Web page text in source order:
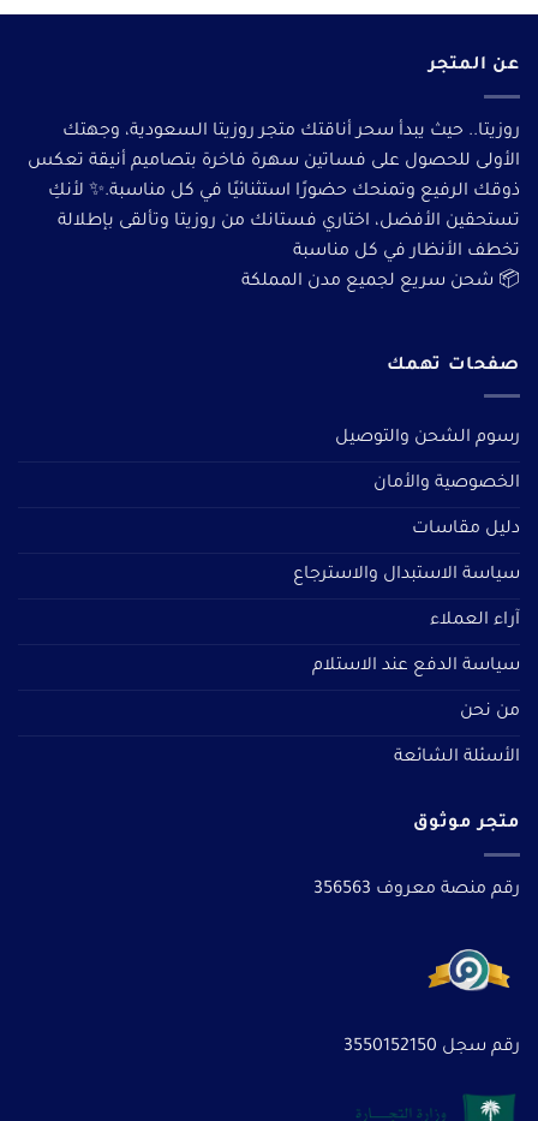
عن المتجر
روزيتا.. حيث يبدأ سحر أناقتك متجر روزيتا السعودية، وجهتك
الأولى للحصول على فساتين سهرة فاخرة بتصاميم أنيقة تعكس
ذوقك الرفيع وتمنحك حضورًا استثنائيًا في كل مناسبة.✨ لأنكِ
تستحقين الأفضل، اختاري فستانك من روزيتا وتألقى بإطلالة
تخطف الأنظار في كل مناسبة
📦 شحن سريع لجميع مدن المملكة
صفحات تهمك
رسوم الشحن والتوصيل
الخصوصية والأمان
دليل مقاسات
سياسة الاستبدال والاسترجاع
آراء العملاء
سياسة الدفع عند الاستلام
من نحن
الأسئلة الشائعة
متجر موثوق
رقم منصة معروف 356563
رقم سجل 3550152150